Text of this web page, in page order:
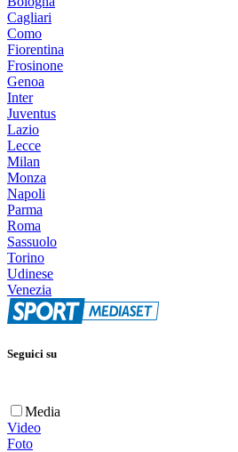
Cagliari
Como
Fiorentina
Frosinone
Genoa
Inter
Juventus
Lazio
Lecce
Milan
Monza
Napoli
Parma
Roma
Sassuolo
Torino
Udinese
Venezia
Seguici su
Media
Video
Foto